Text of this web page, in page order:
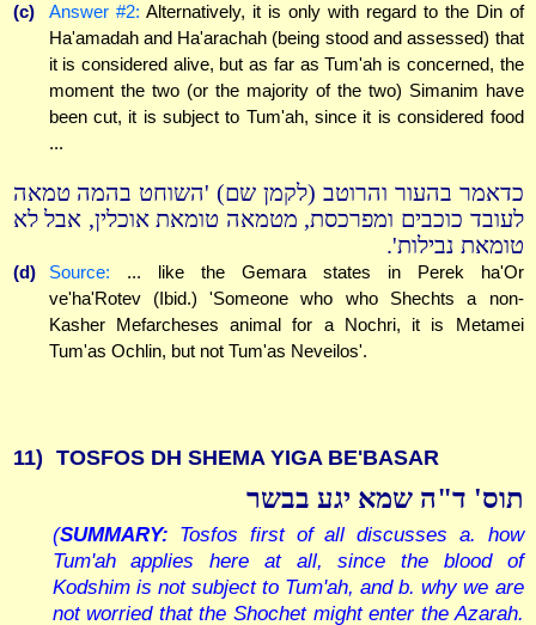
(c) Answer #2: Alternatively, it is only with regard to the Din of
Ha'amadah and Ha'arachah (being stood and assessed) that
it is considered alive, but as far as Tum'ah is concerned, the
moment the two (or the majority of the two) Simanim have
been cut, it is subject to Tum'ah, since it is considered food
...
כדאמר בהעור והרוטב (לקמן שם) 'השוחט בהמה טמאה
לעובד כוכבים ומפרכסת, מטמאה טומאת אוכלין, אבל לא
טומאת נבילות'.
(d) Source: ... like the Gemara states in Perek ha'Or
ve'ha'Rotev (Ibid.) 'Someone who who Shechts a non-
Kasher Mefarcheses animal for a Nochri, it is Metamei
Tum'as Ochlin, but not Tum'as Neveilos'.
11) TOSFOS DH SHEMA YIGA BE'BASAR
תוס' ד"ה שמא יגע בבשר
(SUMMARY: Tosfos first of all discusses a. how
Tum'ah applies here at all, since the blood of
Kodshim is not subject to Tum'ah, and b. why we are
not worried that the Shochet might enter the Azarah.